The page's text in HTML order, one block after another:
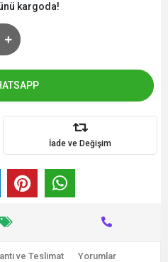
kargoda!
İade ve Değişim
ve Teslimat Yorumlar